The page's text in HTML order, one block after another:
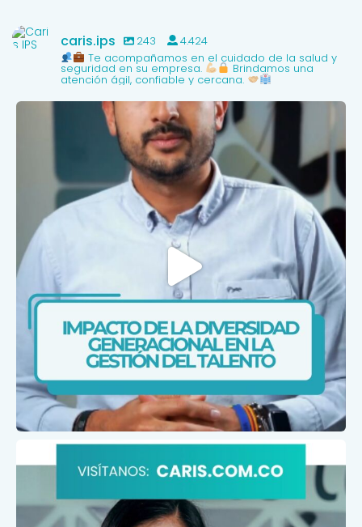
caris.ips 243
4.424
Te acompañamos en el cuidado de la salud y
seguridad en su empresa. Brindamos una
atención ágil, confiable y cercana.
caris.ips
Feb 7